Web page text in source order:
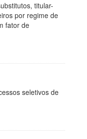
titular-
por regime de
fator de
seletivos de